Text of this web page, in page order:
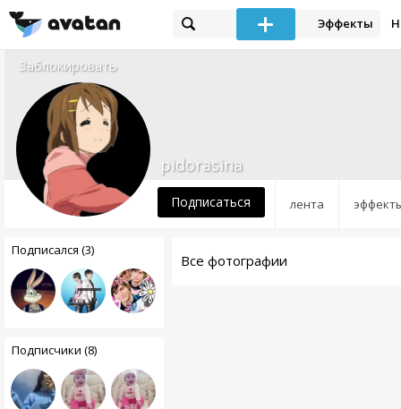
Эффекты
Заблокировать
лента
pidorasina
Подписаться
Подписался (3)
Подписчики (8)
Все фотографии